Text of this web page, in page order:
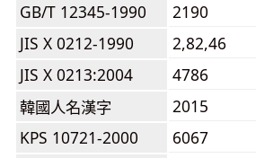
GB/T 12345-1990
2190
JIS X 0212-1990
2,82,46
JIS X 0213:2004
4786
韓國人名漢字
2015
KPS 10721-2000
6067